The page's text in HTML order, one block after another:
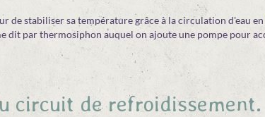
de stabiliser sa température grâce à la circulation d'eau
dit par thermosiphon auquel on ajoute une pompe pour
circuit de refroidissement.